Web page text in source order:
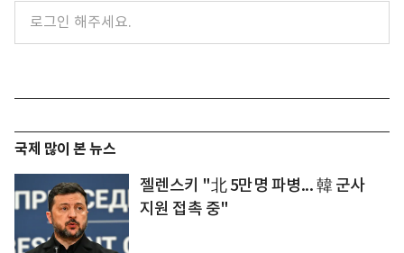
국제 많이 본 뉴스
젤렌스키 "北 5만명 파병... 韓 군사
지원 접촉 중"